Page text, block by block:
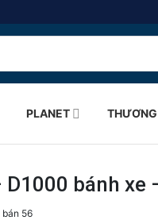
PLANET
bánh xe
56